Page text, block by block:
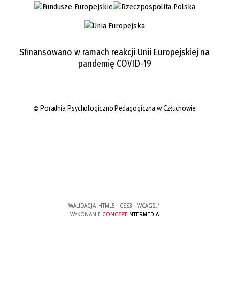
Sfinansowano w ramach reakcji Unii Europejskiej na
pandemię COVID-19
© Poradnia Psychologiczno Pedagogiczna w Człuchowie
WALIDACJA: HTML5+ CSS3+ WCAG 2.1
WYKONANIE CONCEPTINTERMEDIA